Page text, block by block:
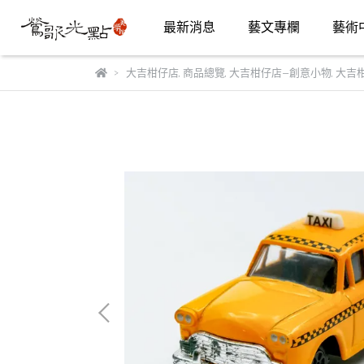
最新消息 藝文專欄 藝術
大吉柑仔店, 商品總覽, 大吉柑仔店—創意小物, 大吉